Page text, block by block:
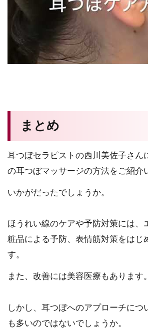
まとめ
耳つぼセラピストの西川美佐子さん
の耳つぼマッサージの方法をご紹介
いかがだったでしょうか。
ほうれい線のケアや予防対策には、
粧品による予防、表情筋対策をはじ
す。
また、改善には美容医療もあります。
しかし、耳つぼへのアプローチにつ
も多いのではないでしょうか。